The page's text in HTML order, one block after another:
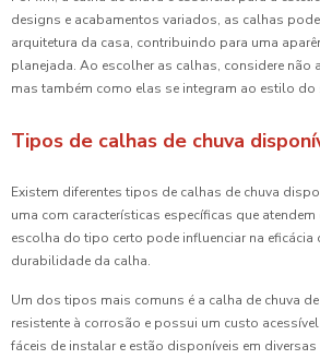
designs e acabamentos variados, as calhas
arquitetura da casa, contribuindo para uma
planejada. Ao escolher as calhas, considere não
mas também como elas se integram ao estilo do
Tipos de calhas de chuva
Existem diferentes tipos de calhas de chuva
uma com características específicas que
escolha do tipo certo pode influenciar na eficácia
durabilidade da calha.
Um dos tipos mais comuns é a calha de chuva de
resistente à corrosão e possui um custo
fáceis de instalar e estão disponíveis em